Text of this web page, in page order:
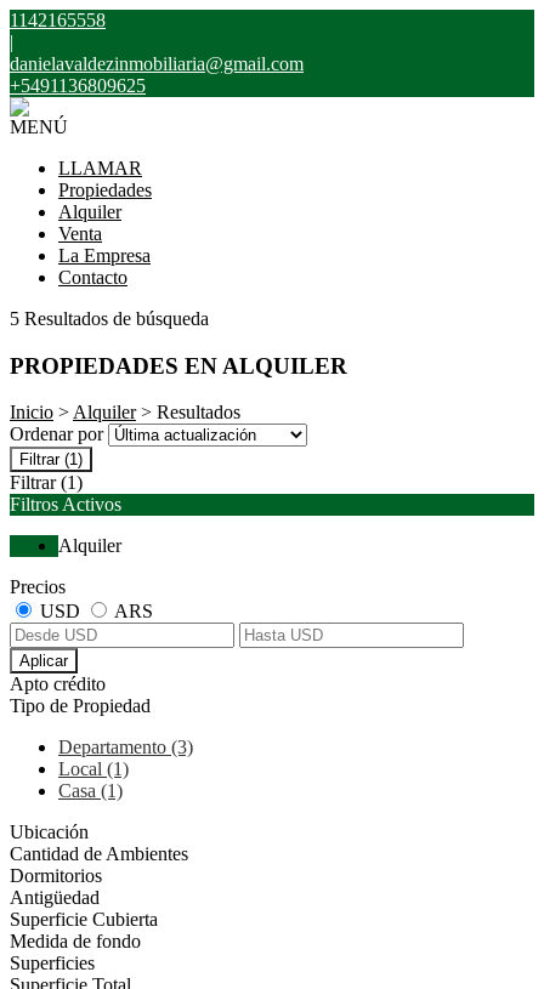
1142165558
|
danielavaldezinmobiliaria@gmail.com
+5491136809625
MENÚ
LLAMAR
Propiedades
Alquiler
Venta
La Empresa
Contacto
5 Resultados de búsqueda
PROPIEDADES EN ALQUILER
Inicio >Alquiler> Resultados
Ordenar por
Filtrar (1)
Filtrar (1)
Filtros Activos
Alquiler
Precios
USD
ARS
Aplicar
Apto crédito
Tipo de Propiedad
Departamento (3)
Local (1)
Casa (1)
Ubicación
Cantidad de Ambientes
Dormitorios
Antigüedad
Superficie Cubierta
Medida de fondo
Superficies